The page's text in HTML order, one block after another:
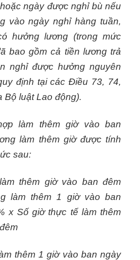
ngày được nghỉ bù nếu
vào ngày nghỉ hàng tuần,
hưởng lương (trong mức
bao gồm cả tiền lương trả
nghỉ được hưởng nguyên
định tại các Điều 73, 74,
Bộ luật Lao động).
làm thêm giờ vào ban
làm thêm giờ được tính
sau:
thêm giờ vào ban đêm
làm thêm 1 giờ vào ban
x Số giờ thực tế làm thêm
thêm 1 giờ vào ban ngày